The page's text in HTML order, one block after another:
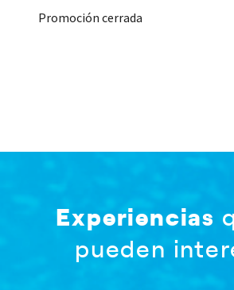
Promoción cerrada
Experiencias
pueden